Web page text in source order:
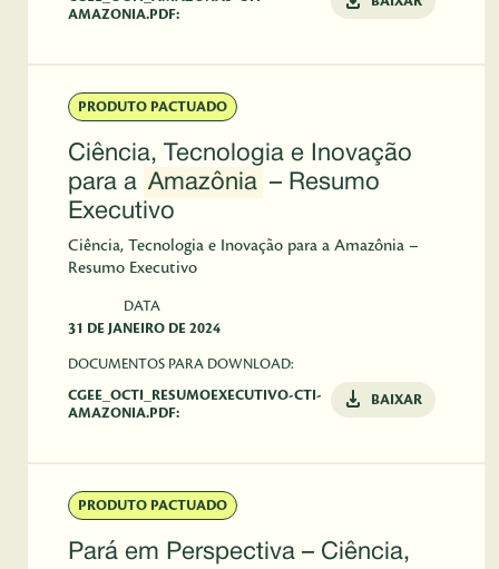
AMAZONIA.PDF:
PRODUTO PACTUADO
Ciência, Tecnologia e Inovação
para a Amazônia – Resumo
Executivo
Ciência, Tecnologia e Inovação para a Amazônia –
Resumo Executivo
DATA
31 DE JANEIRO DE 2024
DOCUMENTOS PARA DOWNLOAD:
CGEE_OCTI_RESUMOEXECUTIVO-CTI-
AMAZONIA.PDF:
BAIXAR
PRODUTO PACTUADO
Pará em Perspectiva – Ciência,